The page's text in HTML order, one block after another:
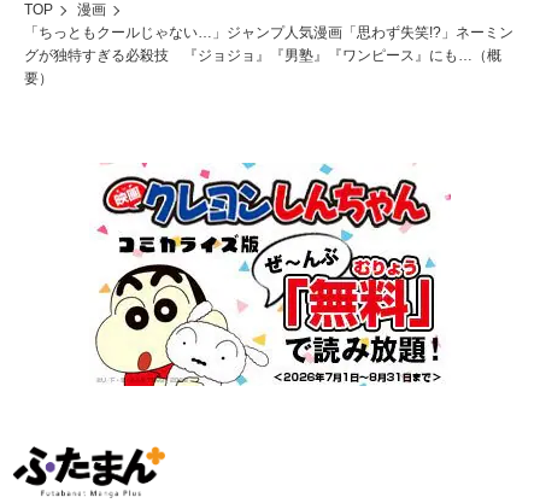
TOP
漫画
「ちっともクールじゃない…」ジャンプ人気漫画「思わず失笑!?」ネーミン
グが独特すぎる必殺技 『ジョジョ』『男塾』『ワンピース』にも…（概
要）